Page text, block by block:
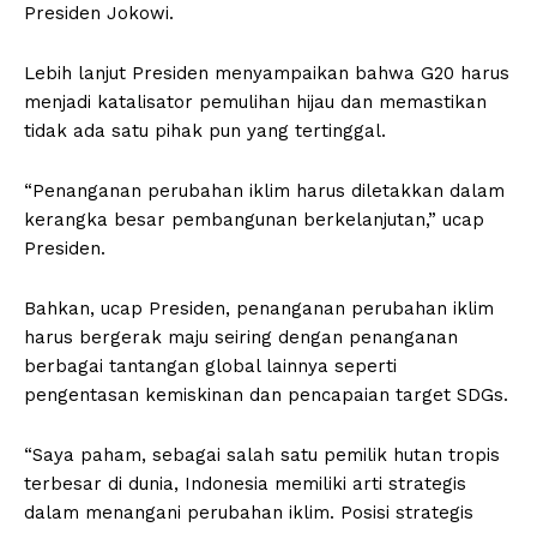
Presiden Jokowi.
Lebih lanjut Presiden menyampaikan bahwa G20 harus
menjadi katalisator pemulihan hijau dan memastikan
tidak ada satu pihak pun yang tertinggal.
“Penanganan perubahan iklim harus diletakkan dalam
kerangka besar pembangunan berkelanjutan,” ucap
Presiden.
Bahkan, ucap Presiden, penanganan perubahan iklim
harus bergerak maju seiring dengan penanganan
berbagai tantangan global lainnya seperti
pengentasan kemiskinan dan pencapaian target SDGs.
“Saya paham, sebagai salah satu pemilik hutan tropis
terbesar di dunia, Indonesia memiliki arti strategis
dalam menangani perubahan iklim. Posisi strategis